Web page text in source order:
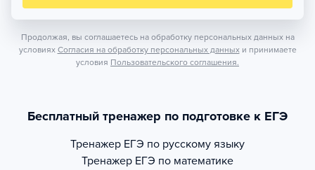
Продолжая, вы соглашаетесь на обработку персональных данных на
условиях Согласия на обработку персональных данных и принимаете
условия Пользовательского соглашения.
Бесплатный тренажер по подготовке к ЕГЭ
Тренажер ЕГЭ по русскому языку
Тренажер ЕГЭ по математике